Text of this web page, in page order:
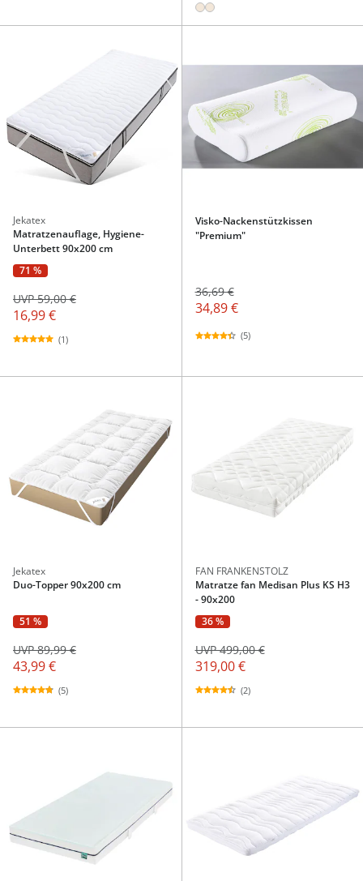
Jekatex
Matratzenauflage, Hygiene-
Unterbett 90x200 cm
71 %
16,99 €
UVP 59,00 €
(1)
Visko-Nackenstützkissen
"Premium"
36,69 €
34,89 €
(5)
Jekatex
Duo-Topper 90x200 cm
51 %
43,99 €
UVP 89,99 €
(5)
FAN FRANKENSTOLZ
Matratze fan Medisan Plus KS H3
- 90x200
36 %
319,00 €
UVP 499,00 €
(2)